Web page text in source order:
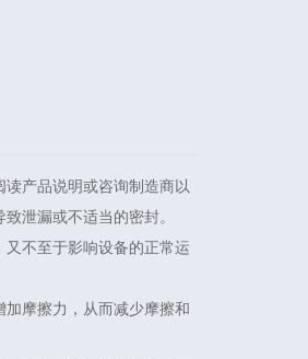
产品说明或咨询制造商以
泄漏或不适当的密封。
不至于影响设备的正常运
摩擦力，从而减少摩擦和